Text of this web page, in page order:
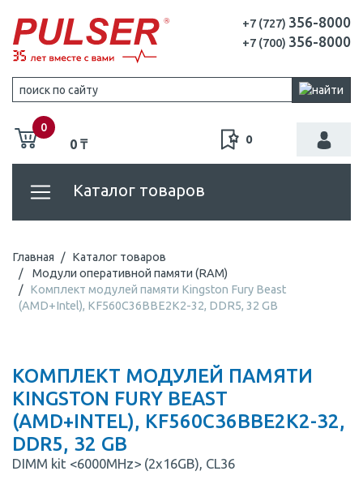
+7 (727) 356-8000
+7 (700) 356-8000
0
0 ₸ 0
Каталог товаров
Главная
Каталог товаров
Модули оперативной памяти (RAM)
Комплект модулей памяти Kingston Fury Beast
(AMD+Intel), KF560C36BBE2K2-32, DDR5, 32 GB
КОМПЛЕКТ МОДУЛЕЙ ПАМЯТИ
KINGSTON FURY BEAST
(AMD+INTEL), KF560C36BBE2K2-32,
DDR5, 32 GB
DIMM kit <6000MHz> (2x16GB), CL36